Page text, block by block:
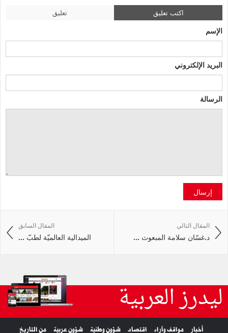
اكتب تعليق تعليق
الإسم
البريد الإلكتروني
الرسالة
إرسال
المقال السابق
الميدالية العالميّة لطبّ ...
المقال التالي
د.غسّان سلامة المبعوث ...
ليدرز العربية
أخبار مواقف وآراء اقتصاد شؤون وطنية شؤون عربية من التاريخ